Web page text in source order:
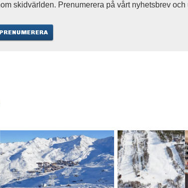
skidvärlden. Prenumerera på vårt nyhetsbrev och